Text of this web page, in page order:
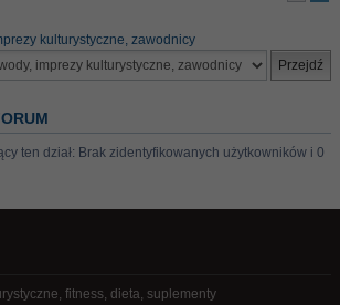
kulturystyczne, zawodnicy
ten dział: Brak zidentyfikowanych użytkowników i 0
fitness, dieta, suplementy